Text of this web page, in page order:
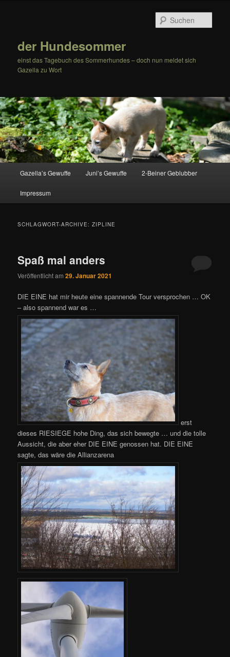
der Hundesommer
einst das Tagebuch des Sommerhundes – doch nun meldet sich
Gazella zu Wort
Gazella’s Gewuffe Juni’s Gewuffe 2-Beiner Geblubber
Impressum
SCHLAGWORT-ARCHIVE:ZIPLINE
Spaß mal anders
Veröffentlicht am29. Januar 2021
DIE EINE hat mir heute eine spannende Tour versprochen … OK
– also spannend war es …
erst
dieses RIESIEGE hohe Ding, das sich bewegte … und die tolle
Aussicht, die aber eher DIE EINE genossen hat. DIE EINE
sagte, das wäre die Allianzarena